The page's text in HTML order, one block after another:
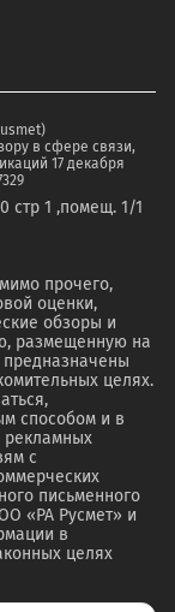
в сфере связи,
17 декабря
стр 1 ,помещ. 1/1
прочего,
оценки,
обзоры и
размещенную на
целях.
способом и в
рекламных
с
письменного
«РА Русмет» и
в
целях